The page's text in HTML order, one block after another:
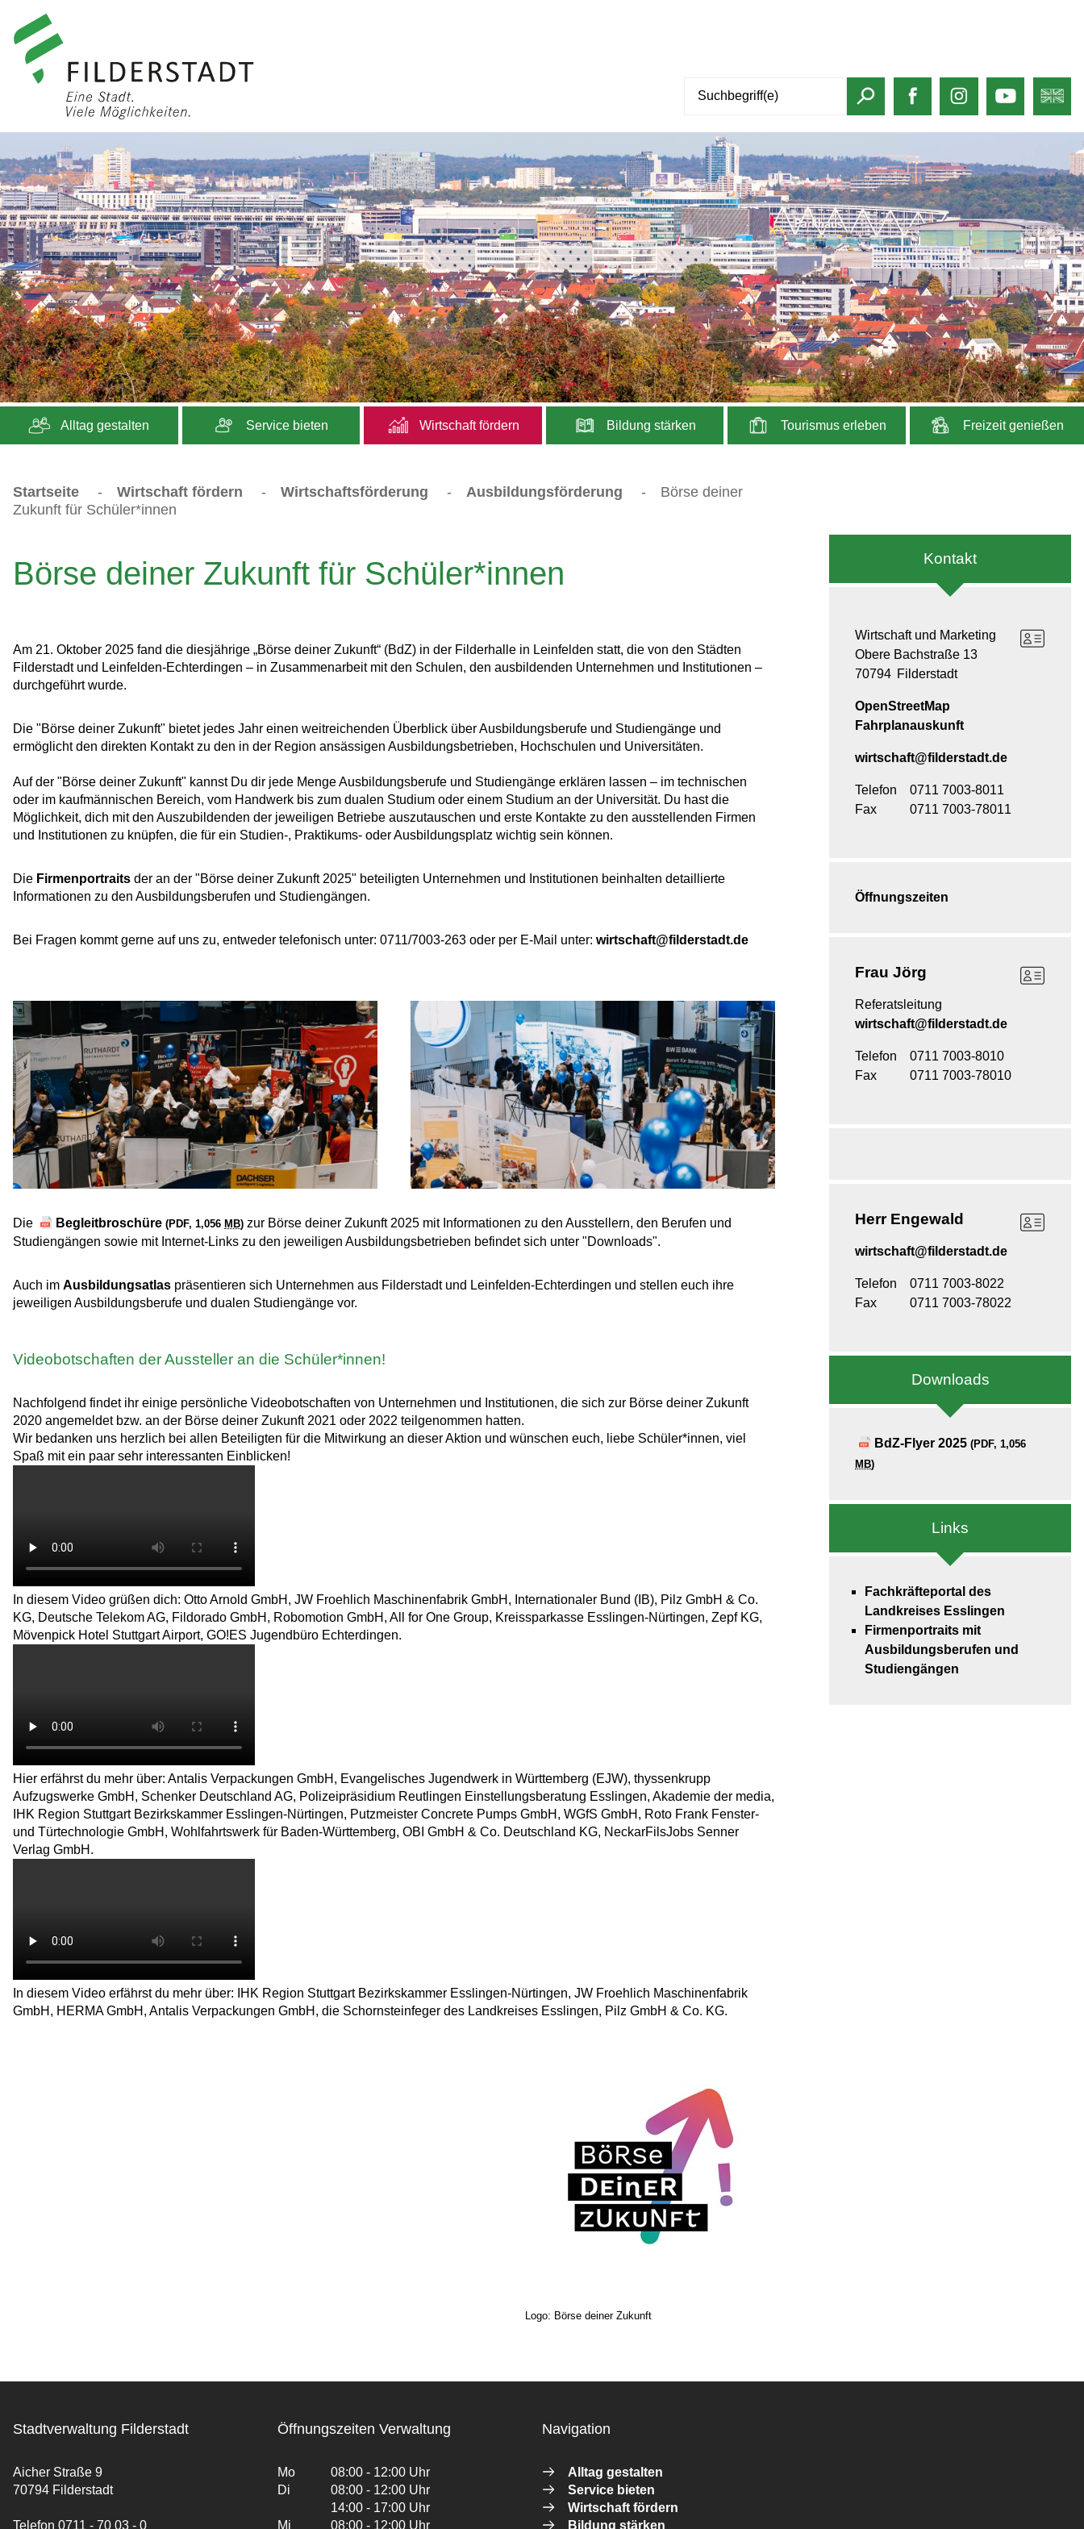
Alltag gestalten Service bieten Wirtschaft fördern Bildung stärken Tourismus erleben Freizeit genießen
Startseite - Wirtschaft fördern - Wirtschaftsförderung - Ausbildungsförderung -
Börse deiner
Zukunft für Schüler*innen
Börse deiner Zukunft für Schüler*innen
Am 21. Oktober 2025 fand die diesjährige „Börse deiner Zukunft“ (BdZ) in der Filderhalle in Leinfelden statt, die von den Städten
Filderstadt und Leinfelden-Echterdingen – in Zusammenarbeit mit den Schulen, den ausbildenden Unternehmen und Institutionen –
durchgeführt wurde.
Die "Börse deiner Zukunft" bietet jedes Jahr einen weitreichenden Überblick über Ausbildungsberufe und Studiengänge und
ermöglicht den direkten Kontakt zu den in der Region ansässigen Ausbildungsbetrieben, Hochschulen und Universitäten.
Auf der "Börse deiner Zukunft" kannst Du dir jede Menge Ausbildungsberufe und Studiengänge erklären lassen – im technischen
oder im kaufmännischen Bereich, vom Handwerk bis zum dualen Studium oder einem Studium an der Universität. Du hast die
Möglichkeit, dich mit den Auszubildenden der jeweiligen Betriebe auszutauschen und erste Kontakte zu den ausstellenden Firmen
und Institutionen zu knüpfen, die für ein Studien-, Praktikums- oder Ausbildungsplatz wichtig sein können.
Die Firmenportraits der an der "Börse deiner Zukunft 2025" beteiligten Unternehmen und Institutionen beinhalten detaillierte
Informationen zu den Ausbildungsberufen und Studiengängen.
Bei Fragen kommt gerne auf uns zu, entweder telefonisch unter: 0711/7003-263 oder per E-Mail unter: wirtschaft@filderstadt.de
Die Begleitbroschüre (PDF, 1,056 MB) zur Börse deiner Zukunft 2025 mit Informationen zu den Ausstellern, den Berufen und
Studiengängen sowie mit Internet-Links zu den jeweiligen Ausbildungsbetrieben befindet sich unter "Downloads".
Auch im Ausbildungsatlas präsentieren sich Unternehmen aus Filderstadt und Leinfelden-Echterdingen und stellen euch ihre
jeweiligen Ausbildungsberufe und dualen Studiengänge vor.
Videobotschaften der Aussteller an die Schüler*innen!
Nachfolgend findet ihr einige persönliche Videobotschaften von Unternehmen und Institutionen, die sich zur Börse deiner Zukunft
2020 angemeldet bzw. an der Börse deiner Zukunft 2021 oder 2022 teilgenommen hatten.
Wir bedanken uns herzlich bei allen Beteiligten für die Mitwirkung an dieser Aktion und wünschen euch, liebe Schüler*innen, viel
Spaß mit ein paar sehr interessanten Einblicken!
In diesem Video grüßen dich: Otto Arnold GmbH, JW Froehlich Maschinenfabrik GmbH, Internationaler Bund (IB), Pilz GmbH & Co.
KG, Deutsche Telekom AG, Fildorado GmbH, Robomotion GmbH, All for One Group, Kreissparkasse Esslingen-Nürtingen, Zepf KG,
Mövenpick Hotel Stuttgart Airport, GO!ES Jugendbüro Echterdingen.
Hier erfährst du mehr über: Antalis Verpackungen GmbH, Evangelisches Jugendwerk in Württemberg (EJW), thyssenkrupp
Aufzugswerke GmbH, Schenker Deutschland AG, Polizeipräsidium Reutlingen Einstellungsberatung Esslingen, Akademie der media,
IHK Region Stuttgart Bezirkskammer Esslingen-Nürtingen, Putzmeister Concrete Pumps GmbH, WGfS GmbH, Roto Frank Fenster-
und Türtechnologie GmbH, Wohlfahrtswerk für Baden-Württemberg, OBI GmbH & Co. Deutschland KG, NeckarFilsJobs Senner
Verlag GmbH.
In diesem Video erfährst du mehr über: IHK Region Stuttgart Bezirkskammer Esslingen-Nürtingen, JW Froehlich Maschinenfabrik
GmbH, HERMA GmbH, Antalis Verpackungen GmbH, die Schornsteinfeger des Landkreises Esslingen, Pilz GmbH & Co. KG.
Logo: Börse deiner Zukunft
Kontakt
Wirtschaft und Marketing
Obere Bachstraße 13
70794 Filderstadt
OpenStreetMap
Fahrplanauskunft
wirtschaft@filderstadt.de
Telefon
0711 7003-8011
Fax
0711 7003-78011
Öffnungszeiten
Frau Jörg
Referatsleitung
wirtschaft@filderstadt.de
Telefon
0711 7003-8010
Fax
0711 7003-78010
Herr Engewald
wirtschaft@filderstadt.de
Telefon
0711 7003-8022
Fax
0711 7003-78022
Downloads
BdZ-Flyer 2025 (PDF, 1,056
MB)
Links
Fachkräfteportal des
Landkreises Esslingen
Firmenportraits mit
Ausbildungsberufen und
Studiengängen
Stadtverwaltung Filderstadt
Aicher Straße 9
70794 Filderstadt
Telefon 0711 - 70 03 - 0
Öffnungszeiten Verwaltung
Mo
08:00 - 12:00 Uhr
Di
08:00 - 12:00 Uhr
14:00 - 17:00 Uhr
Mi
08:00 - 12:00 Uhr
Navigation
Alltag gestalten
Service bieten
Wirtschaft fördern
Bildung stärken